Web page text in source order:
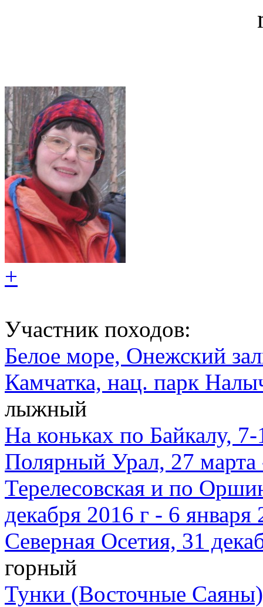
+
Участник походов:
Белое море, Онежский
Камчатка, нац. парк
лыжный
На коньках по Байкалу,
Полярный Урал, 27 марта
Терелесовская и по
декабря 2016 г - 6 января
Северная Осетия, 31
горный
Тунки (Восточные